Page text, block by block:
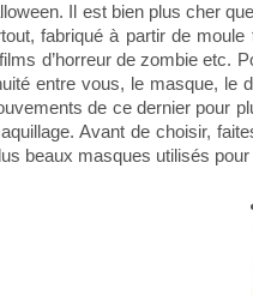
Il est bien plus cher
fabriqué à partir de
d’horreur de zombie etc.
entre vous, le masque, le
de ce dernier pour
Avant de choisir,
beaux masques utilisés pour